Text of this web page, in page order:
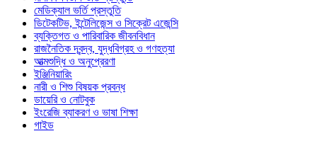
মেডিক্যাল ভর্তি প্রস্তুতি
ডিটেকটিভ, ইন্টেলিজেন্স ও সিক্রেট এজেন্সি
ব্যক্তিগত ও পারিবারিক জীবনবিধান
রাজনৈতিক দ্বন্দ্ব, যুদ্ধবিগ্রহ ও গণহত্যা
আত্মশুদ্ধি ও অনুপ্রেরণা
ইঞ্জিনিয়ারিং
নারী ও শিশু বিষয়ক প্রবন্ধ
ডায়েরি ও নোটবুক
ইংরেজি ব্যাকরণ ও ভাষা শিক্ষা
গাইড